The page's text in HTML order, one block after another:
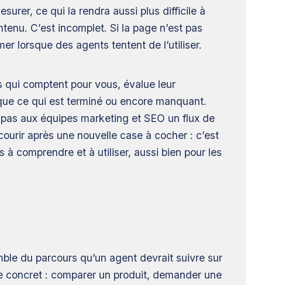
ce qui la rendra aussi plus difficile à
C’est incomplet. Si la page n’est pas
lorsque des agents tentent de l’utiliser.
comptent pour vous, évalue leur
ce qui est terminé ou encore manquant.
aux équipes marketing et SEO un flux de
après une nouvelle case à cocher : c’est
comprendre et à utiliser, aussi bien pour les
du parcours qu’un agent devrait suivre sur
: comparer un produit, demander une